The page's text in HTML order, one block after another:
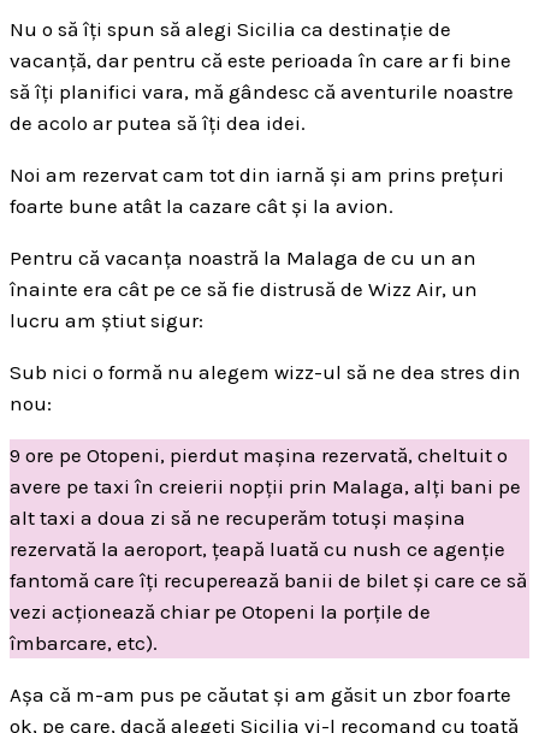
Nu o să îți spun să alegi Sicilia ca destinație de
vacanță, dar pentru că este perioada în care ar fi bine
să îți planifici vara, mă gândesc că aventurile noastre
de acolo ar putea să îți dea idei.
Noi am rezervat cam tot din iarnă și am prins prețuri
foarte bune atât la cazare cât și la avion.
Pentru că vacanța noastră la Malaga de cu un an
înainte era cât pe ce să fie distrusă de Wizz Air, un
lucru am știut sigur:
Sub nici o formă nu alegem wizz-ul să ne dea stres din
nou:
9 ore pe Otopeni, pierdut mașina rezervată, cheltuit o
avere pe taxi în creierii nopții prin Malaga, alți bani pe
alt taxi a doua zi să ne recuperăm totuși mașina
rezervată la aeroport, țeapă luată cu nush ce agenție
fantomă care îți recuperează banii de bilet și care ce să
vezi acționează chiar pe Otopeni la porțile de
îmbarcare, etc).
Așa că m-am pus pe căutat și am găsit un zbor foarte
ok, pe care, dacă alegeți Sicilia vi-l recomand cu toată